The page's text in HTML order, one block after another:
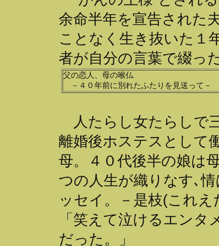
余命半年を宣告された
ことなく生き抜いた１
者が自分の言葉で綴っ
父の恋人、母の喉仏
－４０年前に別れたふたりを見送って－
人たらし女たらしで
離婚後ホステスとして
母。４０代後半の娘は
つの人生が織りなす､
ッセイ。－是枝(これ
「笑えて泣けるエン
だった。」